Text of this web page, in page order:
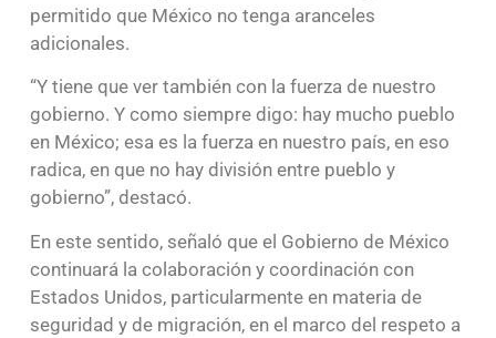
permitido que México no tenga aranceles
adicionales.
“Y tiene que ver también con la fuerza de nuestro
gobierno. Y como siempre digo: hay mucho pueblo
en México; esa es la fuerza en nuestro país, en eso
radica, en que no hay división entre pueblo y
gobierno”, destacó.
En este sentido, señaló que el Gobierno de México
continuará la colaboración y coordinación con
Estados Unidos, particularmente en materia de
seguridad y de migración, en el marco del respeto a